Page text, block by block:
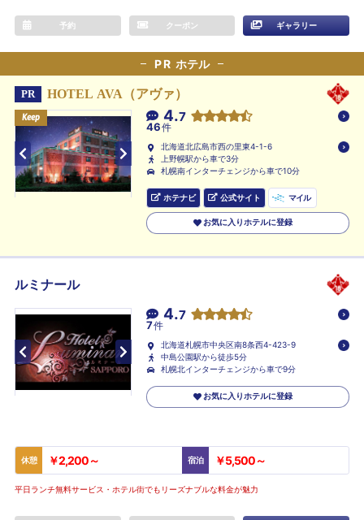
予約 クーポン ギャラリー
PR ホテル
PR HOTEL AVA（アヴァ）
Keep Keep 4.7
46件
北海道北広島市西の里東4-1-6
上野幌駅から車で3分
札幌南インターチェンジから車で10分
ホテナビ 公式サイト マイル
お気に入りホテルに登録
ルミナール
4.7
7件
北海道札幌市中央区南8条西4-423-9
中島公園駅から徒歩5分
札幌北インターチェンジから車で9分
お気に入りホテルに登録
休憩 ￥2,200～ 宿泊 ￥5,500～
平日ランチ無料サービス・ホテル街でもリーズナブルな料金が魅力